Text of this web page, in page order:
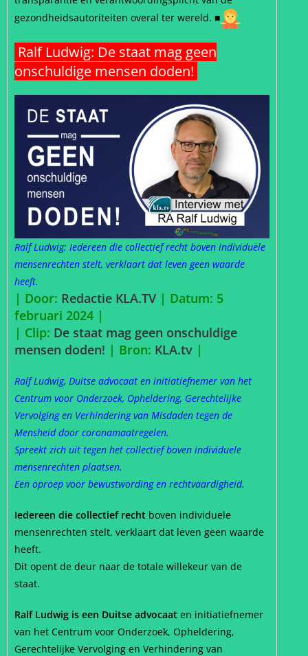
gezondheidsautoriteiten overal ter wereld. ■
Ralf Ludwig: De staat mag geen
onschuldige mensen doden!
Ralf Ludwig: Iedereen die collectief recht boven individuele
mensenrechten stelt, verklaart dat leven geen waarde
heeft.
| Door: Redactie KLA.TV | Datum: 5
februari 2024 |
| Clip: De staat mag geen onschuldige
mensen doden! | Bron: KLA.tv |
Ralf Ludwig, Duitse advocaat en initiatiefnemer van het
Centrum voor Onderzoek, Opheldering, Gerechtelijke
Vervolging en Verhindering van Misdaden tegen de
Mensheid door coronamaatregelen.
Spreekt zich uit tegen het collectief boven individuele
mensenrechten plaatsen.
Een oproep voor bewustwording en rechtvaardigheid.
Iedereen die collectief recht boven individuele
mensenrechten stelt, verklaart dat leven geen waarde
heeft.
Dit opent de deur naar de totale willekeur van de
staat.
Ralf Ludwig is een Duitse advocaat en initiatiefnemer
van het Centrum voor Onderzoek, Opheldering,
Gerechtelijke Vervolging en Verhindering van